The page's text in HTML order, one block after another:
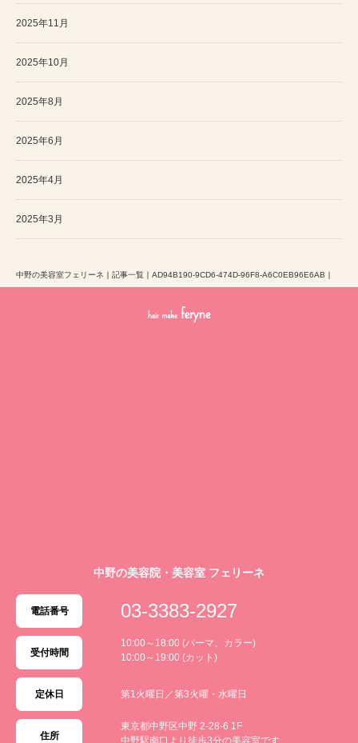
2025年11月
2025年10月
2025年8月
2025年6月
2025年4月
2025年3月
中野の美容室フェリーネ ｜ 記事一覧 ｜ AD94B190-9CD6-474D-96F8-A6C0EB96E6AB ｜
中野の美容院・美容室 フェリーネ
電話番号 03-3383-2927
受付時間
10:00～18:00 (パーマ、カラー)
10:00～19:00 (カット)
定休日 第1火曜日／第3火曜・水曜日
住所
東京都中野区中野 2-28-6 1F